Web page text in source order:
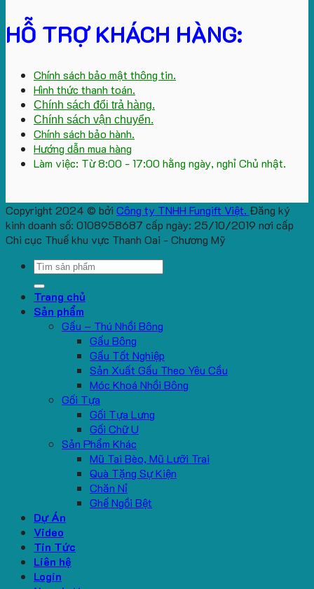
HỖ TRỢ KHÁCH HÀNG:
Chính sách bảo mật thông tin.
Hình thức thanh toán.
Chính sách đổi trả hàng.
Chính sách vận chuyển.
Chính sách bảo hành.
Hướng dẫn mua hàng
Làm việc: Từ 8:00 - 17:00 hằng ngày, nghỉ Chủ nhật.
Copyright 2024 © bởi Công ty TNHH Fungift Việt. Đăng ký
kinh doanh số: 0108958687 cấp ngày: 25/10/2019 nơi cấp
Chi cục Thuế khu vực Thanh Oai - Chương Mỹ
Search
Trang chủ
Sản phẩm
Gấu – Thú Nhồi Bông
Gấu Bông
Gấu Tốt Nghiệp
Sản Xuất Gấu Theo Yêu Cầu
Móc Khoá Nhồi Bông
Gối Tựa
Gối Tựa Lưng
Gối Chữ U
Sản Phẩm Khác
Mũ Tai Bèo, Mũ Lưỡi Trai
Quà Tặng Sự Kiện
Chăn Nỉ
Ghế Ngồi Bệt
Dự Án
Video
Tin Tức
Liên hệ
Login